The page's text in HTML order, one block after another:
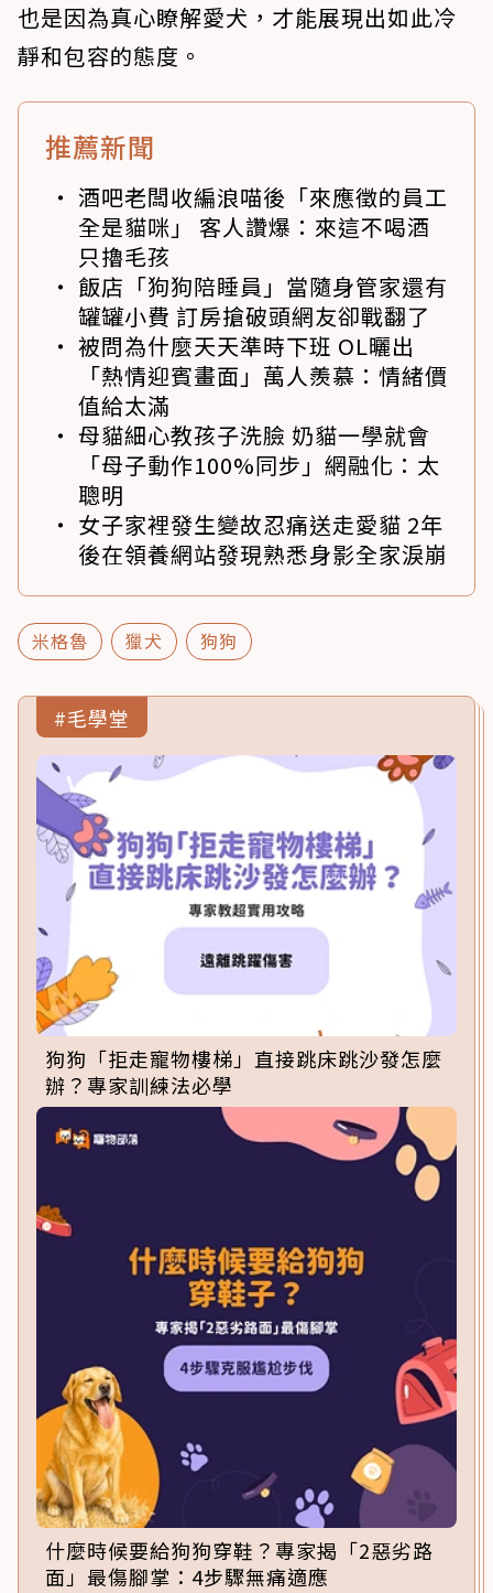
也是因為真心瞭解愛犬，才能展現出如此冷
靜和包容的態度。
推薦新聞
酒吧老闆收編浪喵後「來應徵的員工
全是貓咪」 客人讚爆：來這不喝酒
只擼毛孩
飯店「狗狗陪睡員」當隨身管家還有
罐罐小費 訂房搶破頭網友卻戰翻了
被問為什麼天天準時下班 OL曬出
「熱情迎賓畫面」萬人羨慕：情緒價
值給太滿
母貓細心教孩子洗臉 奶貓一學就會
「母子動作100%同步」網融化：太
聰明
女子家裡發生變故忍痛送走愛貓 2年
後在領養網站發現熟悉身影全家淚崩
米格魯 獵犬 狗狗
#毛學堂
狗狗「拒走寵物樓梯」直接跳床跳沙發怎麼
辦？專家訓練法必學
什麼時候要給狗狗穿鞋？專家揭「2惡劣路
面」最傷腳掌：4步驟無痛適應